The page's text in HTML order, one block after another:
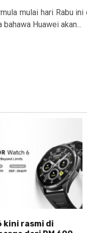
mulai hari Rabu
Huawei akan...
kini rasmi di